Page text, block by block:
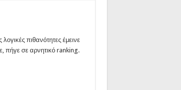
πιθανότητες έμεινε
πήγε σε αρνητικό ranking.